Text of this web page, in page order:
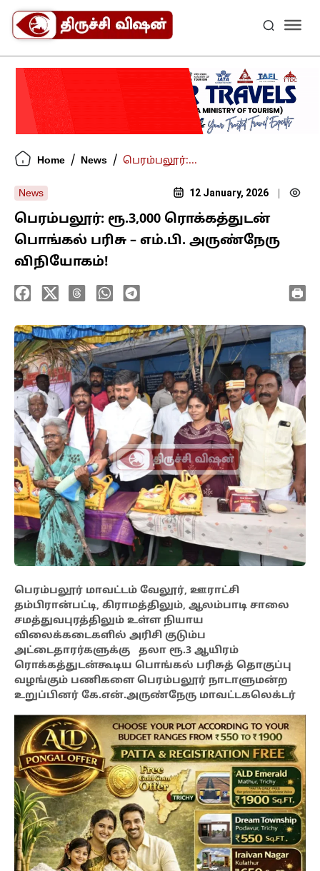
Home / News / பெரம்பலூர்:...
News 12 January, 2026
பெரம்பலூர்: ரூ.3,000 ரொக்கத்துடன்
பொங்கல் பரிசு – எம்.பி. அருண்நேரு
விநியோகம்!
பெரம்பலூர் மாவட்டம் வேலூர், ஊராட்சி
தம்பிரான்பட்டி, கிராமத்திலும், ஆலம்பாடி சாலை
சமத்துவபுரத்திலும் உள்ள நியாய
விலைக்கடைகளில் அரிசி குடும்ப
அட்டைதாரர்களுக்கு தலா ரூ.3 ஆயிரம்
ரொக்கத்துடன்கூடிய பொங்கல் பரிசுத் தொகுப்பு
வழங்கும் பணிகளை பெரம்பலூர் நாடாளுமன்ற
உறுப்பினர் கே.என்.அருண்நேரு மாவட்டகலெக்டர்